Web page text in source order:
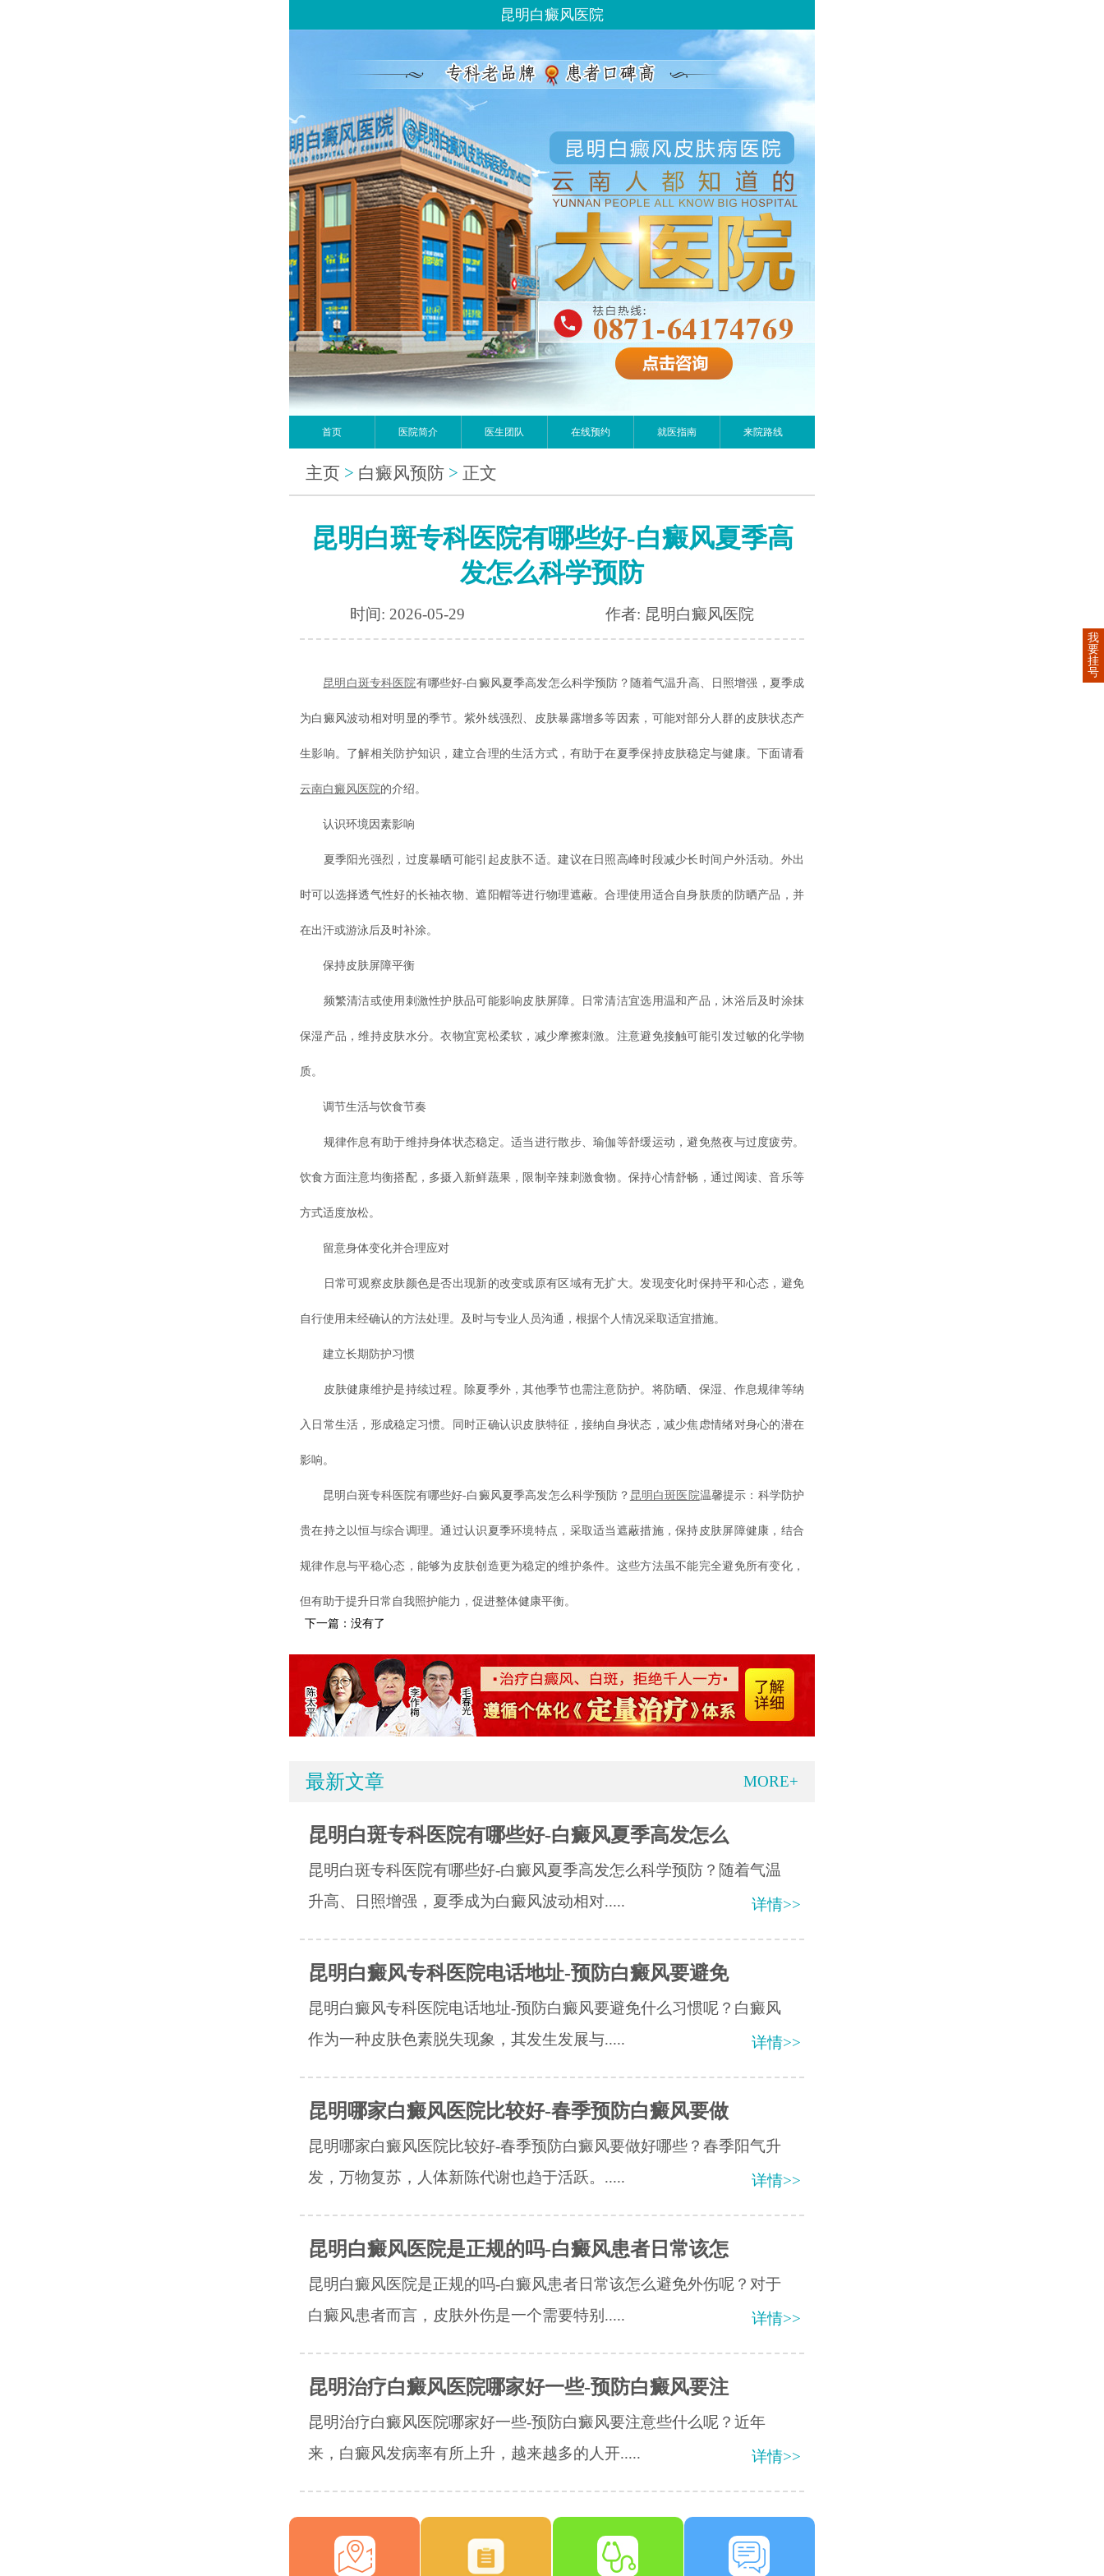
昆明白癜风医院
首页 医院简介 医生团队 在线预约 就医指南 来院路线
主页 > 白癜风预防 > 正文
昆明白斑专科医院有哪些好-白癜风夏季高
发怎么科学预防
时间: 2026-05-29 作者: 昆明白癜风医院
昆明白斑专科医院有哪些好-白癜风夏季高发怎么科学预防？随着气温升高、日照增强，夏季成
为白癜风波动相对明显的季节。紫外线强烈、皮肤暴露增多等因素，可能对部分人群的皮肤状态产
生影响。了解相关防护知识，建立合理的生活方式，有助于在夏季保持皮肤稳定与健康。下面请看
云南白癜风医院的介绍。
认识环境因素影响
夏季阳光强烈，过度暴晒可能引起皮肤不适。建议在日照高峰时段减少长时间户外活动。外出
时可以选择透气性好的长袖衣物、遮阳帽等进行物理遮蔽。合理使用适合自身肤质的防晒产品，并
在出汗或游泳后及时补涂。
保持皮肤屏障平衡
频繁清洁或使用刺激性护肤品可能影响皮肤屏障。日常清洁宜选用温和产品，沐浴后及时涂抹
保湿产品，维持皮肤水分。衣物宜宽松柔软，减少摩擦刺激。注意避免接触可能引发过敏的化学物
质。
调节生活与饮食节奏
规律作息有助于维持身体状态稳定。适当进行散步、瑜伽等舒缓运动，避免熬夜与过度疲劳。
饮食方面注意均衡搭配，多摄入新鲜蔬果，限制辛辣刺激食物。保持心情舒畅，通过阅读、音乐等
方式适度放松。
留意身体变化并合理应对
日常可观察皮肤颜色是否出现新的改变或原有区域有无扩大。发现变化时保持平和心态，避免
自行使用未经确认的方法处理。及时与专业人员沟通，根据个人情况采取适宜措施。
建立长期防护习惯
皮肤健康维护是持续过程。除夏季外，其他季节也需注意防护。将防晒、保湿、作息规律等纳
入日常生活，形成稳定习惯。同时正确认识皮肤特征，接纳自身状态，减少焦虑情绪对身心的潜在
影响。
昆明白斑专科医院有哪些好-白癜风夏季高发怎么科学预防？ 昆明白斑医院温馨提示：科学防护
贵在持之以恒与综合调理。通过认识夏季环境特点，采取适当遮蔽措施，保持皮肤屏障健康，结合
规律作息与平稳心态，能够为皮肤创造更为稳定的维护条件。这些方法虽不能完全避免所有变化，
但有助于提升日常自我照护能力，促进整体健康平衡。
下一篇：没有了
最新文章 MORE+
昆明白斑专科医院有哪些好-白癜风夏季高发怎么
昆明白斑专科医院有哪些好-白癜风夏季高发怎么科学预防？随着气温
升高、日照增强，夏季成为白癜风波动相对.....
详情>>
昆明白癜风专科医院电话地址-预防白癜风要避免
昆明白癜风专科医院电话地址-预防白癜风要避免什么习惯呢？白癜风
作为一种皮肤色素脱失现象，其发生发展与.....
详情>>
昆明哪家白癜风医院比较好-春季预防白癜风要做
昆明哪家白癜风医院比较好-春季预防白癜风要做好哪些？春季阳气升
发，万物复苏，人体新陈代谢也趋于活跃。.....
详情>>
昆明白癜风医院是正规的吗-白癜风患者日常该怎
昆明白癜风医院是正规的吗-白癜风患者日常该怎么避免外伤呢？对于
白癜风患者而言，皮肤外伤是一个需要特别.....
详情>>
昆明治疗白癜风医院哪家好一些-预防白癜风要注
昆明治疗白癜风医院哪家好一些-预防白癜风要注意些什么呢？近年
来，白癜风发病率有所上升，越来越多的人开.....
详情>>
我
要
挂
号